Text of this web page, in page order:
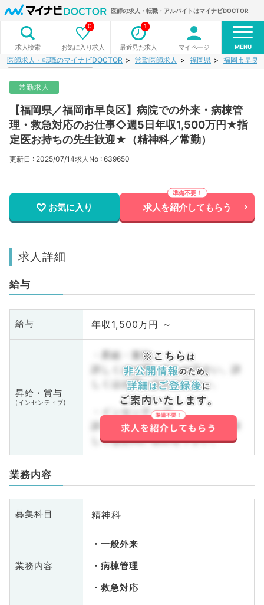
医師の求人・転職・アルバイトはマイナビDOCTOR
求人検索 お気に入り求人
0
最近見た求人
1
マイページ MENU
医師求人・転職のマイナビDOCTOR 常勤医師求人 福岡県 福岡市早良
常勤求人
【福岡県／福岡市早良区】病院での外来・病棟管
理・救急対応のお仕事◇週5日年収1,500万円★指
定医お持ちの先生歓迎★（精神科／常勤）
更新日 : 2025/07/14求人No : 639650
お気に入り 求人を紹介してもらう
求人詳細
給与
給与 年収1,500万円 ～
昇給・賞与
(インセンティブ)
・昇給・賞与
詳しくはお問い合わせ下さい。詳
しくはお問い合わせ下さい。
・インセンティブ
詳しくはお問い合わせ下さい。詳
しくはお問い合わせ下さい。
業務内容
募集科目 精神科
業務内容
一般外来
病棟管理
救急対応